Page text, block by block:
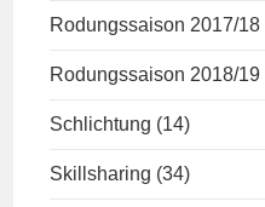
Rodungssaison 2017/18
Rodungssaison 2018/19
Schlichtung (14)
Skillsharing (34)